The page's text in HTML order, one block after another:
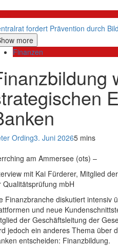
fordert Prävention durch
more
Finanzen
Ording3. Juni 20265 mins
am Ammersee (ots) –
mit Kai Fürderer, Mitglied
Qualitätsprüfung mbH
Finanzbranche diskutiert intensiv
und neue
der Geschäftsleitung der
jedoch ein anderes Thema über
entscheiden: Finanzbildung.